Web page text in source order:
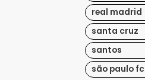
real madrid
santa cruz
santos
são paulo fc